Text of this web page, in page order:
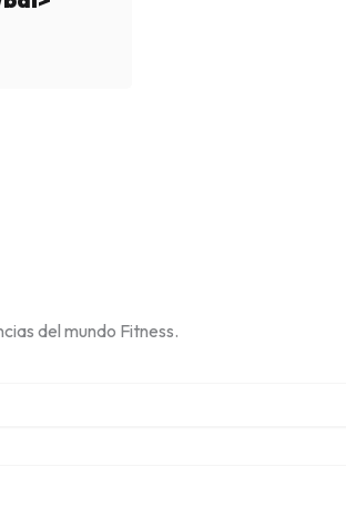
del mundo Fitness.